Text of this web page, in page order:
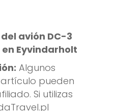
avión DC-3
Eyvindarholt
Algunos
pueden
Si utilizas